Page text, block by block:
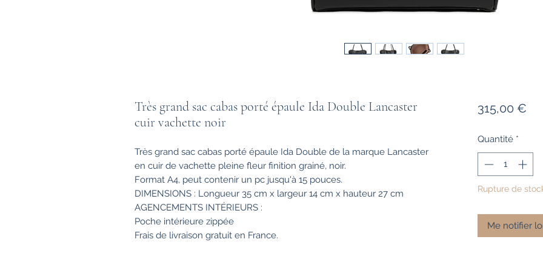
Très grand sac cabas porté épaule Ida Double Lancaster
cuir vachette noir
Très grand sac cabas porté épaule Ida Double de la marque Lancaster
en cuir de vachette pleine fleur finition grainé, noir.
Format A4, peut contenir un pc jusqu'à 15 pouces.
DIMENSIONS : Longueur 35 cm x largeur 14 cm x hauteur 27 cm
AGENCEMENTS INTÉRIEURS :
Poche intérieure zippée
Frais de livraison gratuit en France.
315,00 €
Quantité *
Rupture de
Me notifier